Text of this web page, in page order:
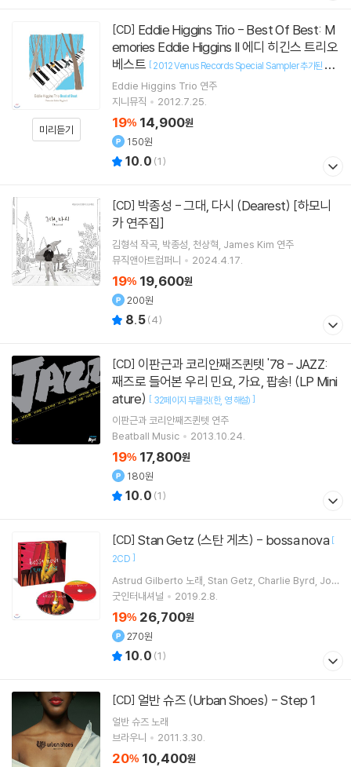
미리듣기
[CD]
emories Eddie Higgins II 에디 히긴스 트리오
베스트 [2012 Venus Records Special Sampler 추가된 2C
D / Snowcat 일러스트 ]
Eddie Higgins Trio 연주
지니뮤직
2012.7.25.
19% 14,900원
150원
10.0 (1)
[CD]
카 연주집]
김형석 작곡 박종성 천상혁 James Kim 연주
뮤직앤아트컴퍼니
2024.4.17.
19% 19,600원
200원
8.5(4)
[CD]
째즈로 들어본 우리 민요, 가요, 팝송! (LP Mini
ature) [ 32페이지 부클릿(한 영 해설) ]
이판근과 코리안째즈퀸텟 연주
Beatball Music
2013.10.24.
19% 17,800원
180원
10.0 (1)
[CD] Stan Getz (스탄 게츠) - bossa nova [
2CD ]
Astrud Gilberto 노래 Stan Getz Charlie Byrd Joa
o Gilberto연주 외 8명
굿인터내셔널 2019.2.8.
19% 26,700원
270원
10.0 (1)
[CD] 얼반 슈즈 (Urban Shoes) - Step 1
얼반 슈즈 노래
브라우니
2011.3.30.
20% 10,400원